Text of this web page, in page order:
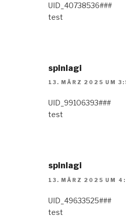
UID_40738536###
test
spinlagi
13. MÄRZ 2025 UM
UID_99106393###
test
spinlagi
13. MÄRZ 2025 UM
UID_49633525###
test